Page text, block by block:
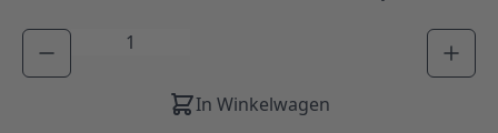
Aantal
In Winkelwagen